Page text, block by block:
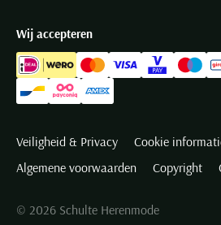
Wij accepteren
Veiligheid & Privacy Cookie
Algemene voorwaarden
Copyright
© 2026 Schulte Herenmode